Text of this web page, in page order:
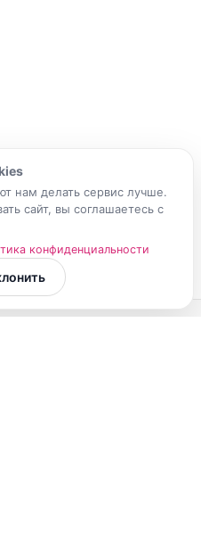
нам делать сервис лучше.
сайт, вы соглашаетесь с
конфиденциальности